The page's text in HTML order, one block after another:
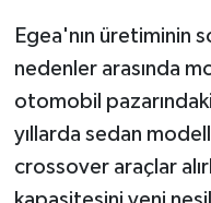
Egea'nın üretiminin
nedenler arasında
otomobil
yıllarda sedan
crossover araçlar